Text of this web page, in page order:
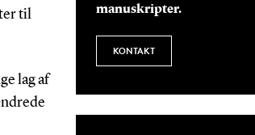
til
lag af
manuskripter.
KONTAKT